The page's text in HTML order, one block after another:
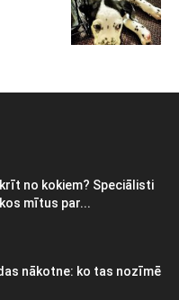
no kokiem? Speciālisti
mītus par...
nākotne: ko tas nozīmē